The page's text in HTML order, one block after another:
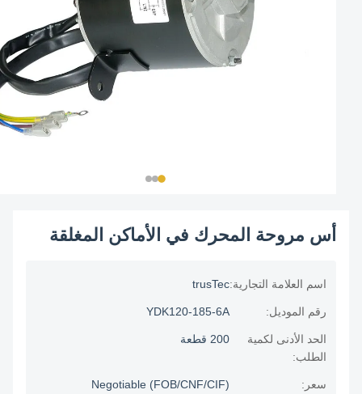
أس مروحة المحرك في الأماكن المغلقة
اسم العلامة التجارية:trusTec
رقم الموديل: YDK120-185-6A
الحد الأدنى لكمية
الطلب:
200 قطعة
Negotiable (FOB/CNF/CIF)